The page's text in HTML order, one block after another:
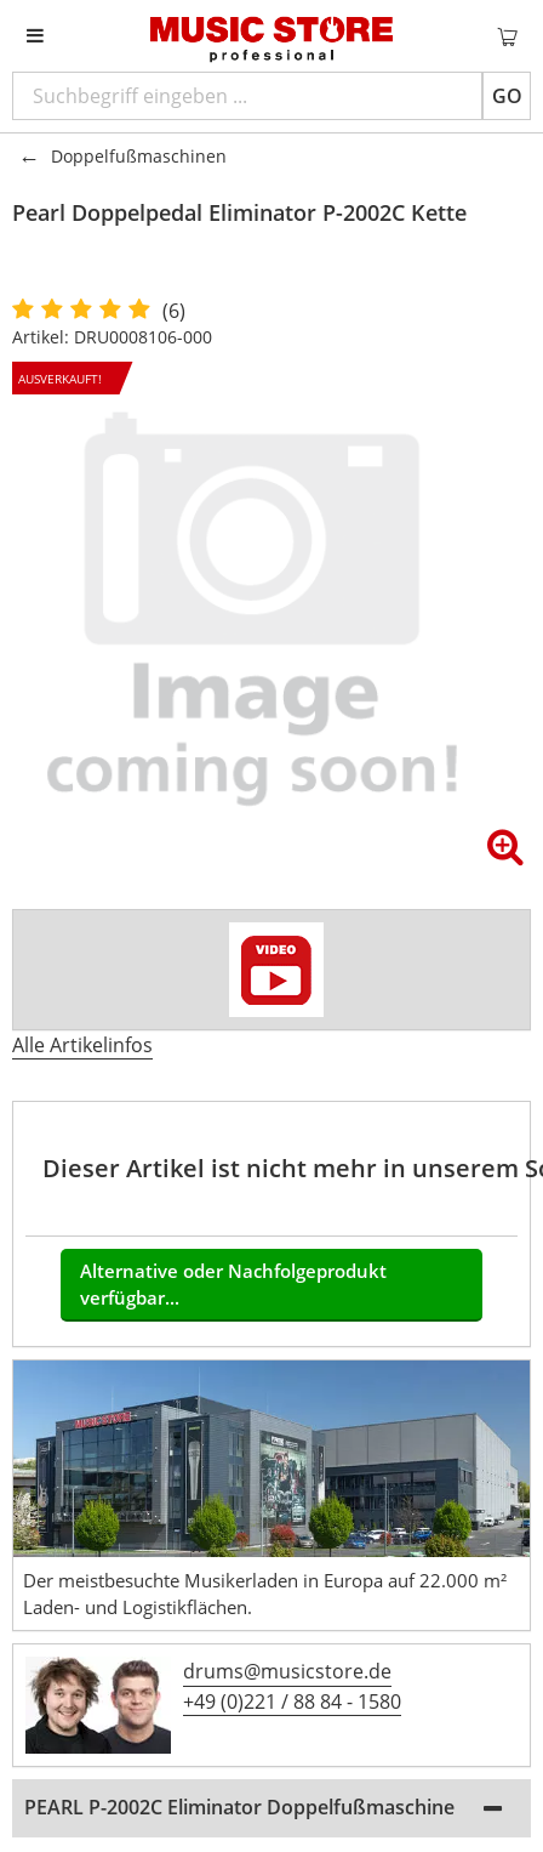
GO
Doppelfußmaschinen
Pearl Doppelpedal Eliminator P-2002C Kette
(6)
Artikel: DRU0008106-000
AUSVERKAUFT!
Alle Artikelinfos
Dieser Artikel ist nicht mehr in unserem
Alternative oder Nachfolgeprodukt
verfügbar...
Der meistbesuchte Musikerladen in Europa auf 22.000 m²
Laden- und Logistikflächen.
drums@musicstore.de
+49 (0)221 / 88 84 - 1580
PEARL P-2002C Eliminator Doppelfußmaschine